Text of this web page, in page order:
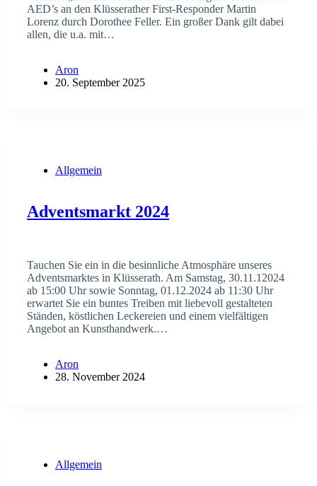
AED’s an den Klüsserather First-Responder Martin
Lorenz durch Dorothee Feller. Ein großer Dank gilt dabei
allen, die u.a. mit…
Aron
20. September 2025
Allgemein
Adventsmarkt 2024
Tauchen Sie ein in die besinnliche Atmosphäre unseres
Adventsmarktes in Klüsserath. Am Samstag, 30.11.12024
ab 15:00 Uhr sowie Sonntag, 01.12.2024 ab 11:30 Uhr
erwartet Sie ein buntes Treiben mit liebevoll gestalteten
Ständen, köstlichen Leckereien und einem vielfältigen
Angebot an Kunsthandwerk.…
Aron
28. November 2024
Allgemein